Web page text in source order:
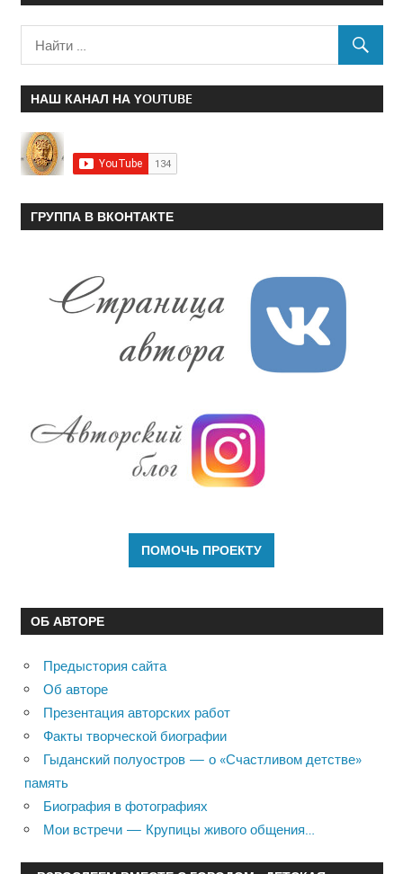
НАШ КАНАЛ НА YOUTUBE
ГРУППА В ВКОНТАКТЕ
ОБ АВТОРЕ
Предыстория сайта
Об авторе
Презентация авторских работ
Факты творческой биографии
Гыданский полуостров — о «Счастливом детстве»
память
Биография в фотографиях
Мои встречи — Крупицы живого общения…